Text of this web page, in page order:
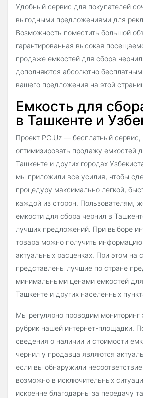
Удобный сервис для покупателей
выгодными предложениями для
Возможность поместить большой
гарантированная высокая
продаже емкостей для сбора
дополняются абсолютно
вашего предложения на этой
Емкость для
в Ташкенте и
Проект PC.Uz — бесплатный
оптимизировать продажу емкостей
Ташкенте и других городах
мы приложили все усилия, чтобы
процедуру максимально легкой,
каждой из сторон. Пользователям,
емкости для сбора чернил в
лучших предложений. При выборе
товара можно получить
актуальных расценках. При этом на
представлены лучшие по стране
минимальными ценами емкостей
Ташкенте и других населенных
Мы регулярно проводим мониторинг
рубрик нашей интернет-площадки.
сведения о наличии и стоимости
чернил у продавца являются
если вы обнаружили
возможно в исключительных
искренне благодарны за передачу